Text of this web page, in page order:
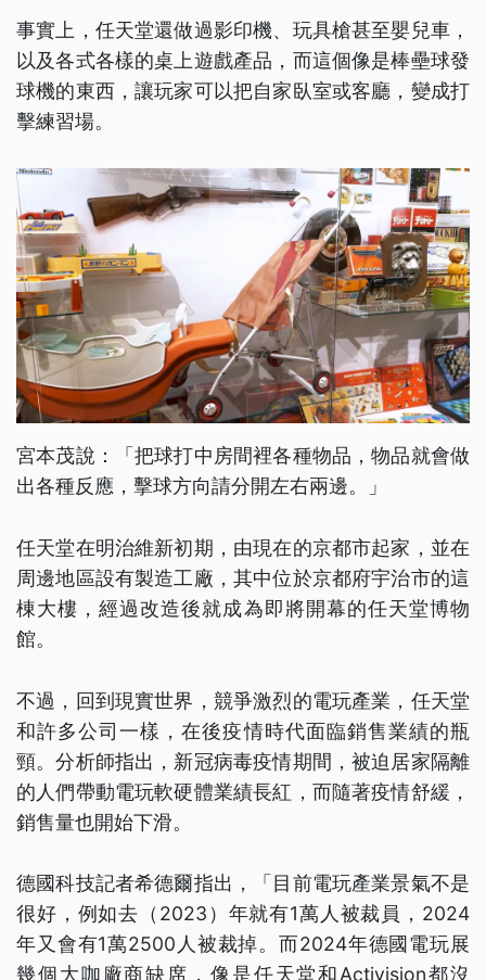
事實上，任天堂還做過影印機、玩具槍甚至嬰兒車，
以及各式各樣的桌上遊戲產品，而這個像是棒壘球發
球機的東西，讓玩家可以把自家臥室或客廳，變成打
擊練習場。
宮本茂說：「把球打中房間裡各種物品，物品就會做
出各種反應，擊球方向請分開左右兩邊。」
任天堂在明治維新初期，由現在的京都市起家，並在
周邊地區設有製造工廠，其中位於京都府宇治市的這
棟大樓，經過改造後就成為即將開幕的任天堂博物
館。
不過，回到現實世界，競爭激烈的電玩產業，任天堂
和許多公司一樣，在後疫情時代面臨銷售業績的瓶
頸。分析師指出，新冠病毒疫情期間，被迫居家隔離
的人們帶動電玩軟硬體業績長紅，而隨著疫情舒緩，
銷售量也開始下滑。
德國科技記者希德爾指出，「目前電玩產業景氣不是
很好，例如去（2023）年就有1萬人被裁員，2024
年又會有1萬2500人被裁掉。而2024年德國電玩展
幾個大咖廠商缺席，像是任天堂和Activision都沒